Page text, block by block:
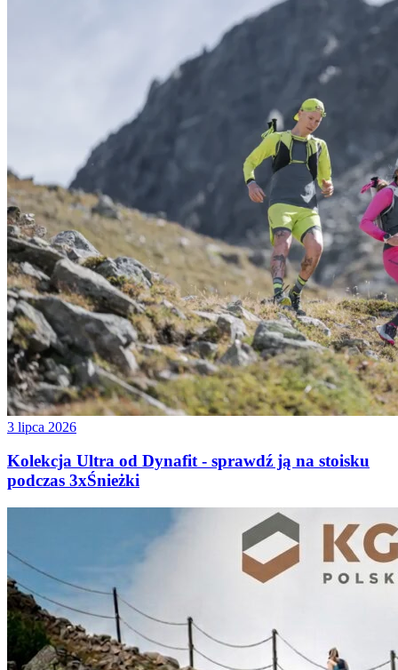
3 lipca 2026
Kolekcja Ultra od Dynafit - sprawdź ją na stoisku
podczas 3xŚnieżki